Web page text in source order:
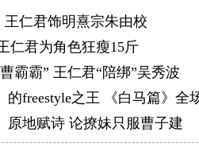
王仁君饰明熹宗朱由校
仁君为角色狂瘦15斤
霸霸” 王仁君“陪绑”吴秀波
的freestyle之王 《白马篇》全
原地赋诗 论撩妹只服曹子建